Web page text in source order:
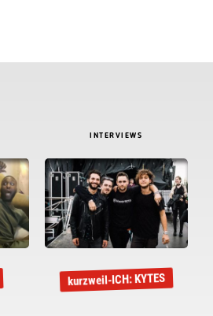
INTERVIEWS
kurzweil-ICH: KYTES